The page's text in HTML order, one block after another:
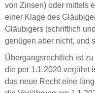
von Zinsen) oder mittels
einer Klage des
Gläubigers (schriftlich
genügen aber nicht, und
Übergangsrechtlich ist
die per 1.1.2020 verjährt
das neue Recht eine